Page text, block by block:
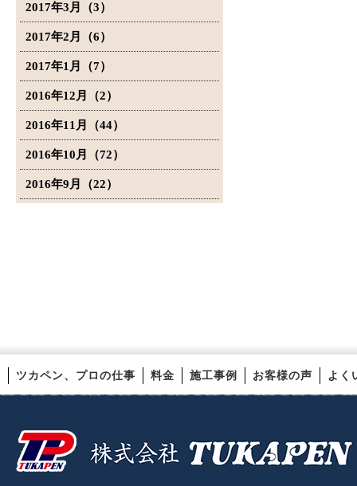
2017年3月（3）
2017年2月（6）
2017年1月（7）
2016年12月（2）
2016年11月（44）
2016年10月（72）
2016年9月（22）
ツカペン、プロの仕事 料金 施工事例 お客様の声 よく